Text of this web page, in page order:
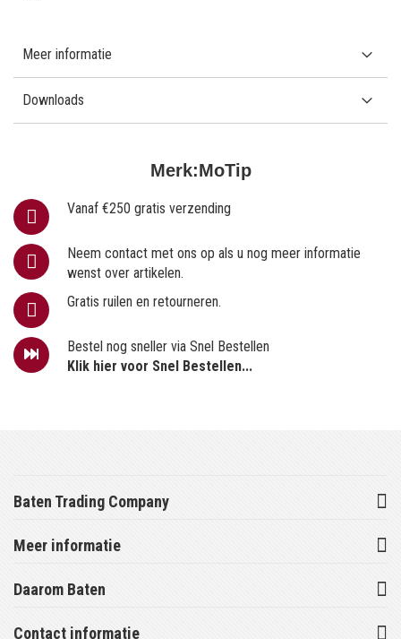
Merk:MoTip
Vanaf €250 gratis verzending
Neem contact met ons op als u nog meer informatie
wenst over artikelen.
Gratis ruilen en retourneren.
Bestel nog sneller via Snel Bestellen
Klik hier voor Snel Bestellen...
Meer informatie
Downloads
Baten Trading Company
Meer informatie
Daarom Baten
Contact informatie